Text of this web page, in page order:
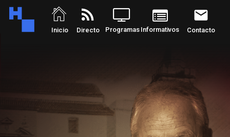
Inicio Directo Programas Informativos Contacto
rss_feed email